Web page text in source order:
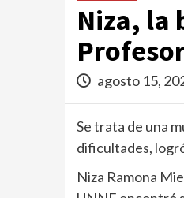
Niza, la
agosto 15,
Se trata de una
dificultades,
Niza Ramona